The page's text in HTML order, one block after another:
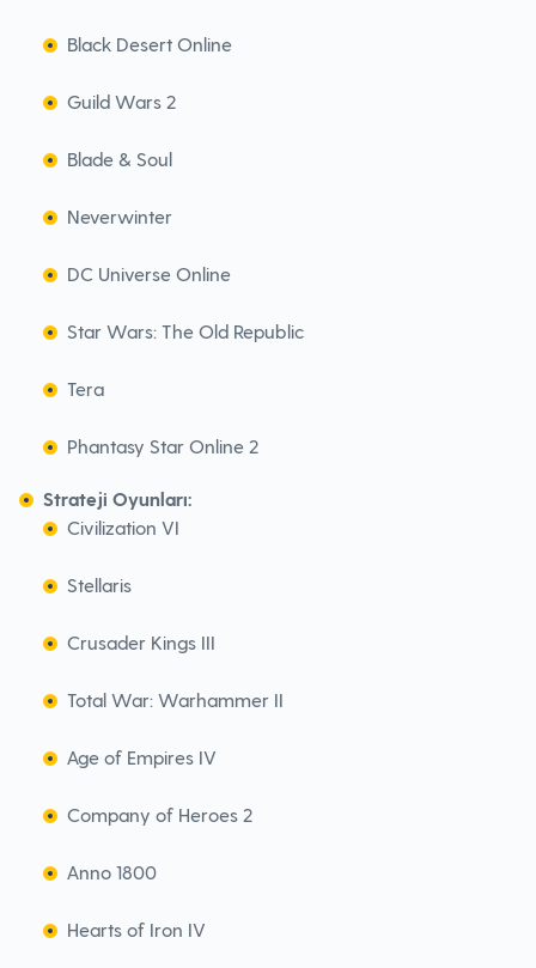
Black Desert Online
Guild Wars 2
Blade & Soul
Neverwinter
DC Universe Online
Star Wars: The Old Republic
Tera
Phantasy Star Online 2
Strateji Oyunları:
Civilization VI
Stellaris
Crusader Kings III
Total War: Warhammer II
Age of Empires IV
Company of Heroes 2
Anno 1800
Hearts of Iron IV